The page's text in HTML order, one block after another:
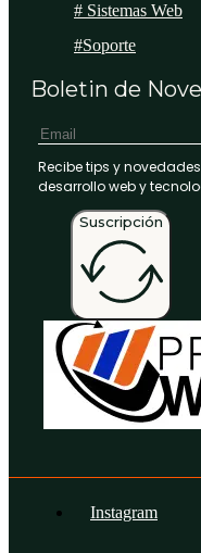
# Sistemas Web
#Soporte
Boletin de
Recibe tips y
desarrollo web y
Suscripción
Instagram